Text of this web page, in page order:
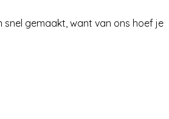
snel gemaakt, want van ons hoef je